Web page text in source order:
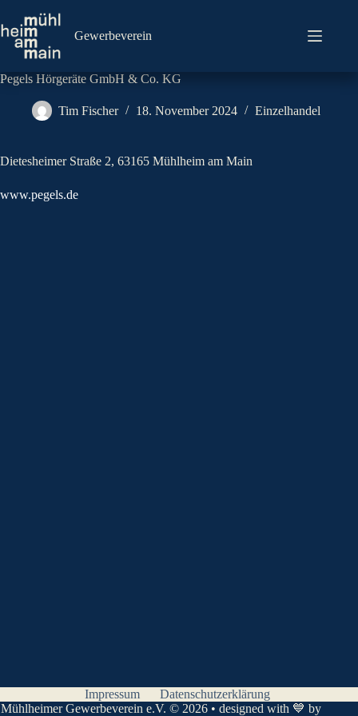
Inhalt
springen
Gewerbeverein
Pegels Hörgeräte GmbH & Co. KG
Tim Fischer 18. November 2024 Einzelhandel
Dietesheimer Straße 2, 63165 Mühlheim am Main
www.pegels.de
Impressum
Datenschutzerklärung
Mühlheimer Gewerbeverein e.V. © 2026 • designed with 💙 by